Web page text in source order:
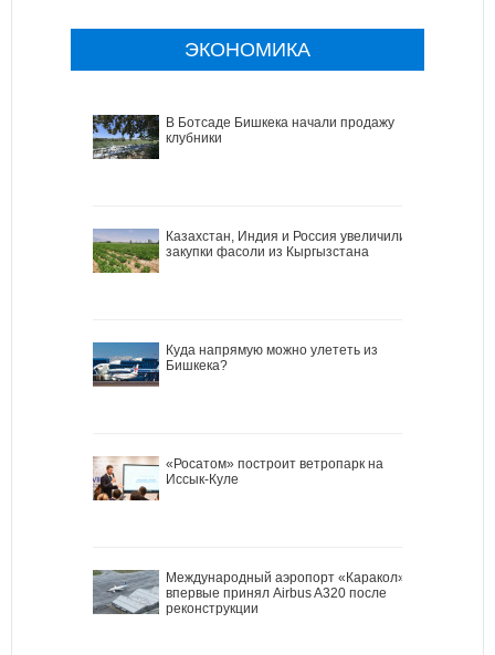
ЭКОНОМИКА
В Ботсаде Бишкека начали продажу
клубники
Казахстан, Индия и Россия увеличили
закупки фасоли из Кыргызстана
Куда напрямую можно улететь из
Бишкека?
«Росатом» построит ветропарк на
Иссык-Куле
Международный аэропорт «Каракол»
впервые принял Airbus A320 после
реконструкции